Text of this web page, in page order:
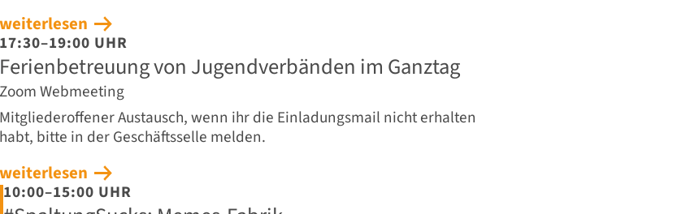
weiterlesen
17:30–19:00 UHR
Ferienbetreuung von Jugendverbänden im Ganztag
Zoom Webmeeting
Mitgliederoffener Austausch, wenn ihr die Einladungsmail nicht erhalten
habt, bitte in der Geschäftsselle melden.
weiterlesen
10:00–15:00 UHR